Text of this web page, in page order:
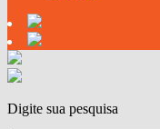
Digite sua pesquisa